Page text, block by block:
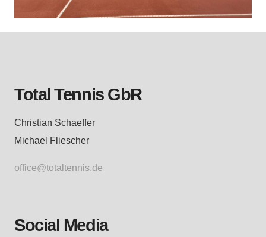
Total Tennis GbR
Christian Schaeffer
Michael Fliescher
office@totaltennis.de
Social Media